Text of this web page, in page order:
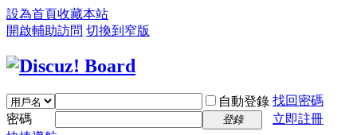
設為首頁收藏本站
開啟輔助訪問 切換到窄版
自動登錄 找回密碼
密碼
登錄
立即註冊